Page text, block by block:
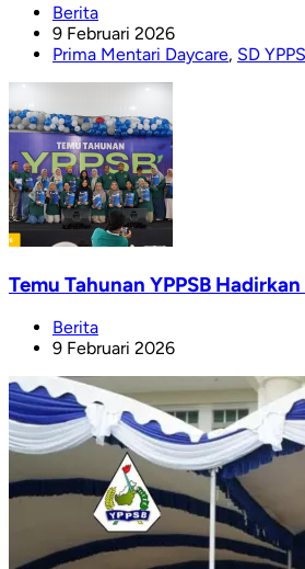
Berita
9 Februari 2026
Prima Mentari Daycare, SD
Temu Tahunan YPPSB
Berita
9 Februari 2026